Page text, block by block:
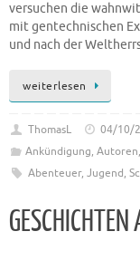
versuchen die
mit gentechnischen
und nach der
weiterlesen
ThomasL
04/10/
Ankündigung, Autoren,
Abenteuer, Jugend,